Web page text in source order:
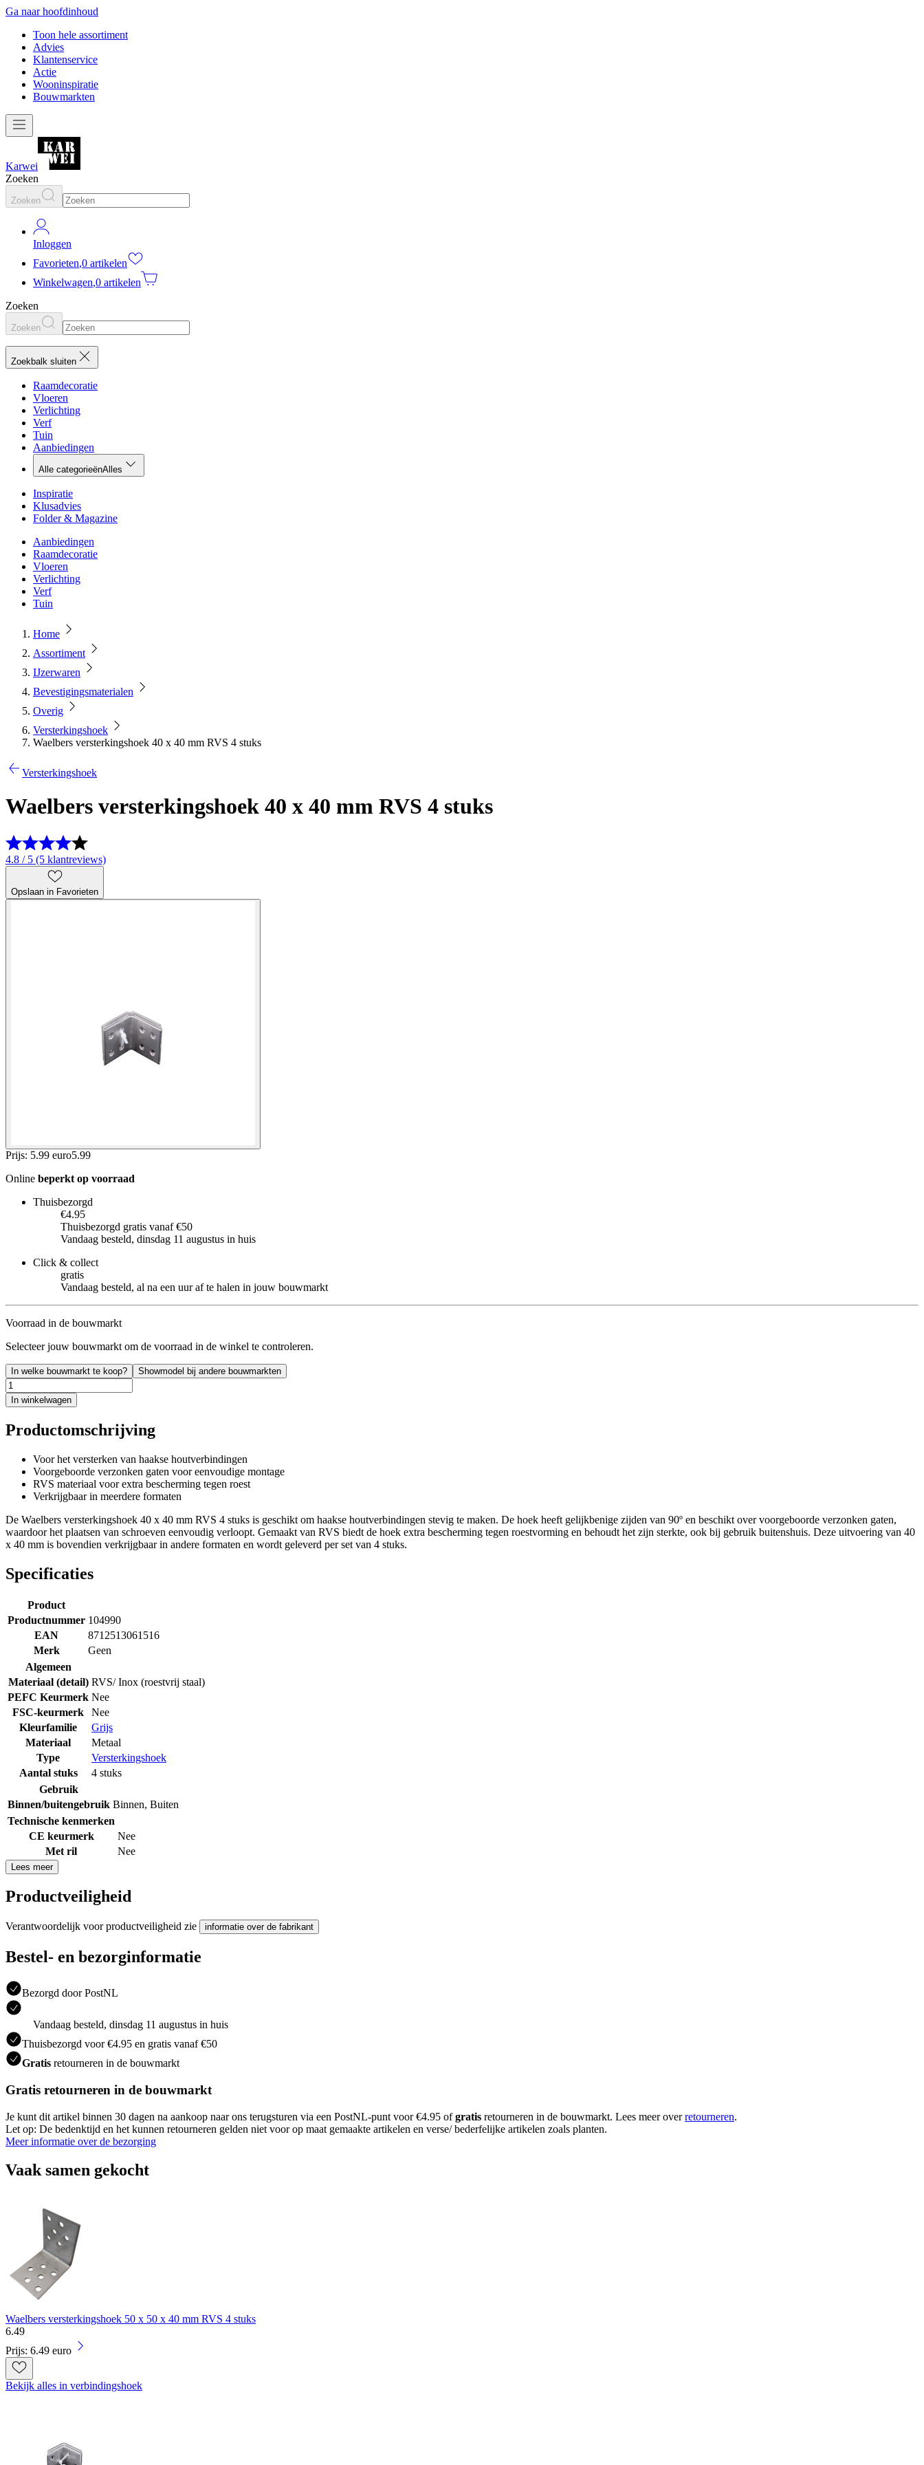
Ga naar hoofdinhoud
Toon hele assortiment
Advies
Klantenservice
Actie
Wooninspiratie
Bouwmarkten
Karwei
Zoeken
Zoeken
Inloggen
Favorieten,0 artikelen
Winkelwagen,0 artikelen
Zoeken
Zoeken
Zoekbalk sluiten
Raamdecoratie
Vloeren
Verlichting
Verf
Tuin
Aanbiedingen
Alle categorieënAlles
Inspiratie
Klusadvies
Folder & Magazine
Aanbiedingen
Raamdecoratie
Vloeren
Verlichting
Verf
Tuin
Home
Assortiment
IJzerwaren
Bevestigingsmaterialen
Overig
Versterkingshoek
Waelbers versterkingshoek 40 x 40 mm RVS 4 stuks
Versterkingshoek
Waelbers versterkingshoek 40 x 40 mm RVS 4 stuks
4.8 / 5 (5 klantreviews)
Opslaan in Favorieten
Prijs: 5.99 euro5.99
Online beperkt op voorraad
Thuisbezorgd
€4.95
Thuisbezorgd gratis vanaf €50
Vandaag besteld, dinsdag 11 augustus in huis
Click & collect
gratis
Vandaag besteld, al na een uur af te halen in jouw bouwmarkt
Voorraad in de bouwmarkt
Selecteer jouw bouwmarkt om de voorraad in de winkel te controleren.
In welke bouwmarkt te koop? Showmodel bij andere bouwmarkten
In winkelwagen
Productomschrijving
Voor het versterken van haakse houtverbindingen
Voorgeboorde verzonken gaten voor eenvoudige montage
RVS materiaal voor extra bescherming tegen roest
Verkrijgbaar in meerdere formaten
De Waelbers versterkingshoek 40 x 40 mm RVS 4 stuks is geschikt om haakse houtverbindingen stevig te maken. De hoek heeft gelijkbenige zijden van 90º en beschikt over voorgeboorde verzonken gaten,
waardoor het plaatsen van schroeven eenvoudig verloopt. Gemaakt van RVS biedt de hoek extra bescherming tegen roestvorming en behoudt het zijn sterkte, ook bij gebruik buitenshuis. Deze uitvoering van 40
x 40 mm is bovendien verkrijgbaar in andere formaten en wordt geleverd per set van 4 stuks.
Specificaties
Product
Productnummer 104990
EAN
8712513061516
Merk
Geen
Algemeen
Materiaal (detail) RVS/ Inox (roestvrij staal)
PEFC Keurmerk Nee
FSC-keurmerk
Nee
Kleurfamilie
Grijs
Materiaal
Metaal
Type
Versterkingshoek
Aantal stuks
4 stuks
Gebruik
Binnen/buitengebruik Binnen, Buiten
Technische kenmerken
CE keurmerk
Nee
Met ril
Nee
Lees meer
Productveiligheid
Verantwoordelijk voor productveiligheid zie informatie over de fabrikant
Bestel- en bezorginformatie
Bezorgd door PostNL
Vandaag besteld, dinsdag 11 augustus in huis
Thuisbezorgd voor €4.95 en gratis vanaf €50
Gratis retourneren in de bouwmarkt
Gratis retourneren in de bouwmarkt
Je kunt dit artikel binnen 30 dagen na aankoop naar ons terugsturen via een PostNL-punt voor €4.95 ofgratis retourneren in de bouwmarkt. Lees meer overretourneren.
Let op: De bedenktijd en het kunnen retourneren gelden niet voor op maat gemaakte artikelen en verse/ bederfelijke artikelen zoals planten.
Meer informatie over de bezorging
Vaak samen gekocht
Waelbers versterkingshoek 50 x 50 x 40 mm RVS 4 stuks
6.49
Prijs: 6.49 euro
Bekijk alles in verbindingshoek